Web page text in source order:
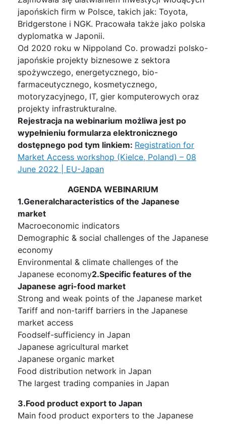
japońskich firm w Polsce, takich jak: Toyota,
Bridgerstone i NGK. Pracowała także jako polska
dyplomatka w Japonii.
Od 2020 roku w Nippoland Co. prowadzi polsko-
japońskie projekty biznesowe z sektora
spożywczego, energetycznego, bio-
farmaceutycznego, kosmetycznego,
motoryzacyjnego, IT, gier komputerowych oraz
projekty infrastrukturalne.
Rejestracja na webinarium możliwa jest po
wypełnieniu formularza elektronicznego
dostępnego pod tym linkiem: Registration for
Market Access workshop (Kielce, Poland) – 08
June 2022 | EU-Japan
AGENDA WEBINARIUM
1.Generalcharacteristics of the Japanese
market
Macroeconomic indicators
Demographic & social challenges of the Japanese
economy
Environmental & climate challenges of the
Japanese economy2.Specific features of the
Japanese agri-food market
Strong and weak points of the Japanese market
Tariff and non-tariff barriers in the Japanese
market access
Foodself-sufficiency in Japan
Japanese agricultural market
Japanese organic market
Food distribution network in Japan
The largest trading companies in Japan
3.Food product export to Japan
Main food product exporters to the Japanese